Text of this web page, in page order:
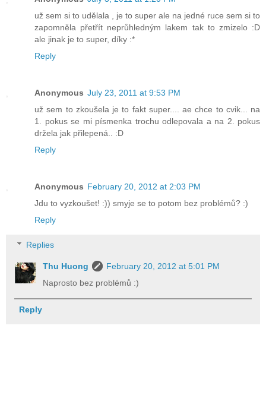
už sem si to udělala , je to super ale na jedné ruce sem si to
zapomněla přetřít neprůhledným lakem tak to zmizelo :D
ale jinak je to super, díky :*
Reply
Anonymous July 23, 2011 at 9:53 PM
už sem to zkoušela je to fakt super.... ae chce to cvik... na
1. pokus se mi písmenka trochu odlepovala a na 2. pokus
držela jak přilepená.. :D
Reply
Anonymous February 20, 2012 at 2:03 PM
Jdu to vyzkoušet! :)) smyje se to potom bez problémů? :)
Reply
Replies
Thu Huong
February 20, 2012 at 5:01 PM
Naprosto bez problémů :)
Reply